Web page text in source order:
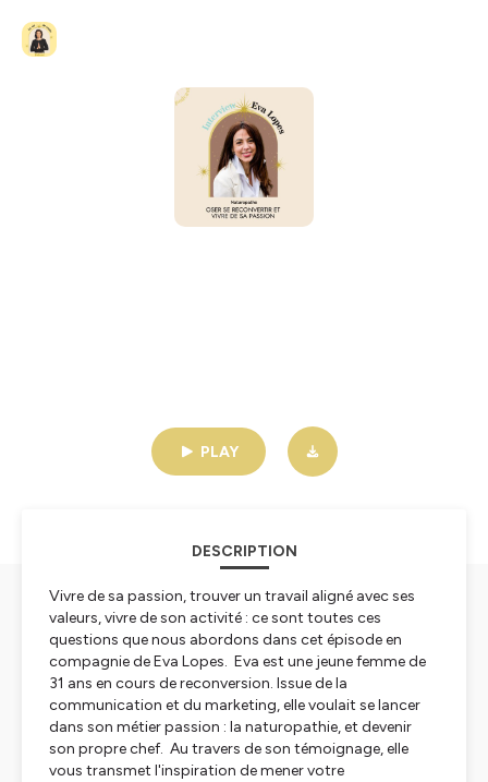
PLAY
DESCRIPTION
Vivre de sa passion, trouver un travail aligné avec ses
valeurs, vivre de son activité : ce sont toutes ces
questions que nous abordons dans cet épisode en
compagnie de Eva Lopes. Eva est une jeune femme de
31 ans en cours de reconversion. Issue de la
communication et du marketing, elle voulait se lancer
dans son métier passion : la naturopathie, et devenir
son propre chef. Au travers de son témoignage, elle
vous transmet l'inspiration de mener votre